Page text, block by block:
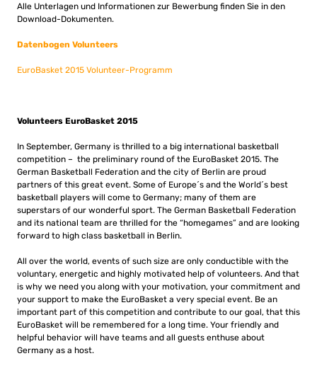
Alle Unterlagen und Informationen zur Bewerbung finden Sie in den
Download-Dokumenten.
Datenbogen Volunteers
EuroBasket 2015 Volunteer-Programm
Volunteers EuroBasket 2015
In September, Germany is thrilled to a big international basketball
competition – the preliminary round of the EuroBasket 2015. The
German Basketball Federation and the city of Berlin are proud
partners of this great event. Some of Europe´s and the World´s best
basketball players will come to Germany; many of them are
superstars of our wonderful sport. The German Basketball Federation
and its national team are thrilled for the “homegames” and are looking
forward to high class basketball in Berlin.
All over the world, events of such size are only conductible with the
voluntary, energetic and highly motivated help of volunteers. And that
is why we need you along with your motivation, your commitment and
your support to make the EuroBasket a very special event. Be an
important part of this competition and contribute to our goal, that this
EuroBasket will be remembered for a long time. Your friendly and
helpful behavior will have teams and all guests enthuse about
Germany as a host.